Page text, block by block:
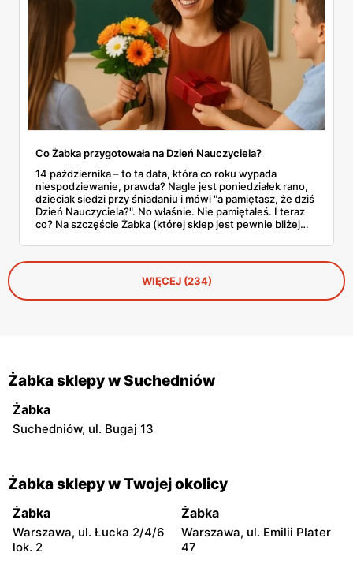
Co Żabka przygotowała na Dzień Nauczyciela?
14 października – to ta data, która co roku wypada
niespodziewanie, prawda? Nagle jest poniedziałek rano,
dzieciak siedzi przy śniadaniu i mówi "a pamiętasz, że dziś
Dzień Nauczyciela?". No właśnie. Nie pamiętałeś. I teraz
co? Na szczęście Żabka (której sklep jest pewnie bliżej
ofertę na tę okazję. Od Kit Kata za 7,50 zł po Ferrero za 33
złote. Sprawdzamy, co warto rzucić do koszyka, zanim
dotrze do ciebie, że znowu zapomniałeś o ważnym dniu.
WIĘCEJ (234)
Żabka sklepy w Suchedniów
Żabka
Suchedniów, ul. Bugaj 13
Żabka sklepy w Twojej okolicy
Żabka
Warszawa, ul. Łucka 2/4/6
lok. 2
Żabka
Warszawa, ul. Emilii Plater
47